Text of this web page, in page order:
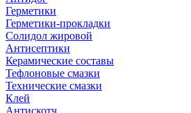
Герметики
Герметики-прокладки
Солидол жировой
Антисептики
Керамические составы
Тефлоновые смазки
Технические смазки
Клей
Антискотч